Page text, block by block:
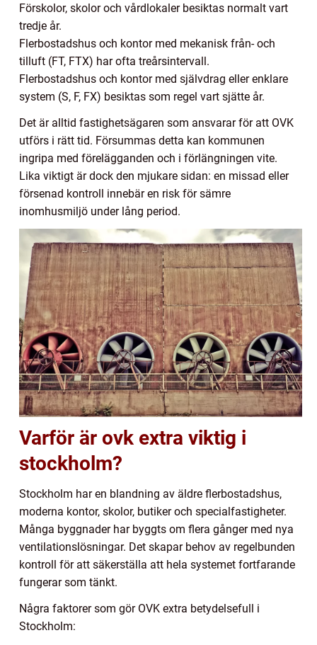
Förskolor, skolor och vårdlokaler besiktas normalt vart
tredje år.
Flerbostadshus och kontor med mekanisk från- och
tilluft (FT, FTX) har ofta treårsintervall.
Flerbostadshus och kontor med självdrag eller enklare
system (S, F, FX) besiktas som regel vart sjätte år.
Det är alltid fastighetsägaren som ansvarar för att OVK
utförs i rätt tid. Försummas detta kan kommunen
ingripa med förelägganden och i förlängningen vite.
Lika viktigt är dock den mjukare sidan: en missad eller
försenad kontroll innebär en risk för sämre
inomhusmiljö under lång period.
Varför är ovk extra viktig i
stockholm?
Stockholm har en blandning av äldre flerbostadshus,
moderna kontor, skolor, butiker och specialfastigheter.
Många byggnader har byggts om flera gånger med nya
ventilationslösningar. Det skapar behov av regelbunden
kontroll för att säkerställa att hela systemet fortfarande
fungerar som tänkt.
Några faktorer som gör OVK extra betydelsefull i
Stockholm: